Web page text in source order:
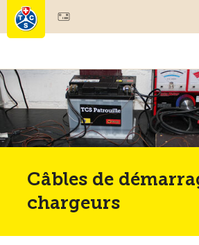
Membres & prestations
Tests, sécurité & santé
Câbles de
chargeurs